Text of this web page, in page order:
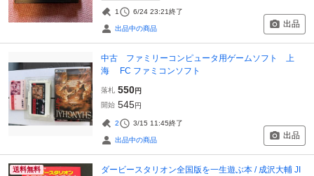
1 6/24 23:21終了
出品中の商品 出品
中古 ファミリーコンピュータ用ゲームソフト 上
海 FC ファミコンソフト
落札 550円
開始 545円
2 3/15 11:45終了
出品中の商品 出品
送料無料
ダービースタリオン全国版を一生遊ぶ本 / 成沢大輔 JI